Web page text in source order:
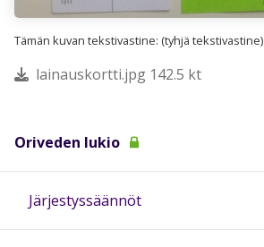
Tämän kuvan tekstivastine: (tyhjä tekstivastine)
lainauskortti.jpg 142.5 kt
Oriveden lukio
Järjestyssäännöt